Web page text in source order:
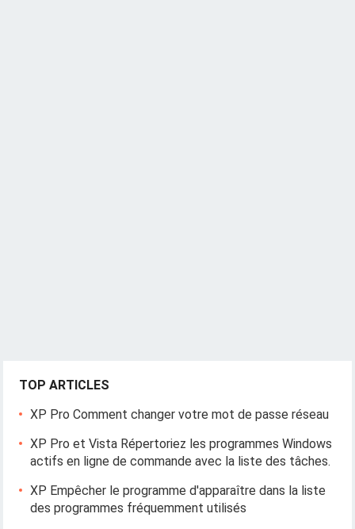
TOP ARTICLES
XP Pro Comment changer votre mot de passe réseau
XP Pro et Vista Répertoriez les programmes Windows
actifs en ligne de commande avec la liste des tâches.
XP Empêcher le programme d'apparaître dans la liste
des programmes fréquemment utilisés